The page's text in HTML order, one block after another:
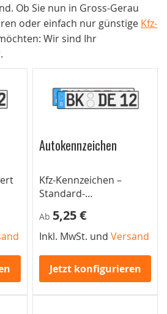
Ob Sie nun in Gross-Gerau
oder einfach nur günstige Kfz-
Wir sind Ihr
Autokennzeichen
Kfz-Kennzeichen –
Standard-
Pkw
Ab 5,25 €
Inkl. MwSt. undVersand
Jetzt konfigurieren